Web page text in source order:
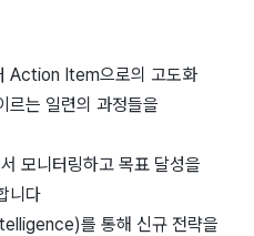
Action Item으로의 고도화
르는 일련의 과정들을
모니터링하고 목표 달성을
니다
를 통해 신규 전략을